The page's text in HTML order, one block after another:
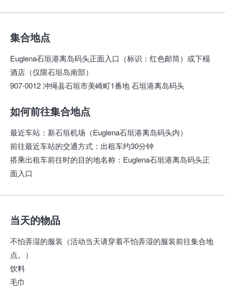
集合地点
Euglena石垣港离岛码头正面入口（标识：红色邮筒）或下榻
酒店（仅限石垣岛南部）
907-0012 冲绳县石垣市美崎町1番地 石垣港离岛码头
如何前往集合地点
最近车站 ： 新石垣机场（Euglena石垣港离岛码头内）
前往最近车站的交通方式 ： 出租车约30分钟
搭乘出租车前往时的目的地名称 ： Euglena石垣港离岛码头正
面入口
当天的物品
不怕弄湿的服装（活动当天请穿着不怕弄湿的服装前往集合地
点。）
饮料
毛巾